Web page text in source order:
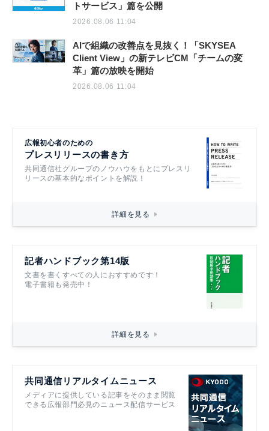
トサービス」篇を公開
2026.08.06 11:04
AIで組織の改善点を見抜く！「SKYSEA
Client View」の新テレビCM「チームの変
革」篇の放映を開始
2026.08.06 11:04
広報初心者のための
プレスリリースの書き方
共同通信社グループのノウハウをもとにプレスリ
リースの基本的なポイントを解説！
詳細を見る
記者ハンドブック第14版
文書を書くすべての人におすすめです！
電子書籍も発売中！
詳細を見る
共同通信リアルタイムニュース
メディアに提供している記事をそのまま閲覧
できる広報部門必見のニュース配信サービス